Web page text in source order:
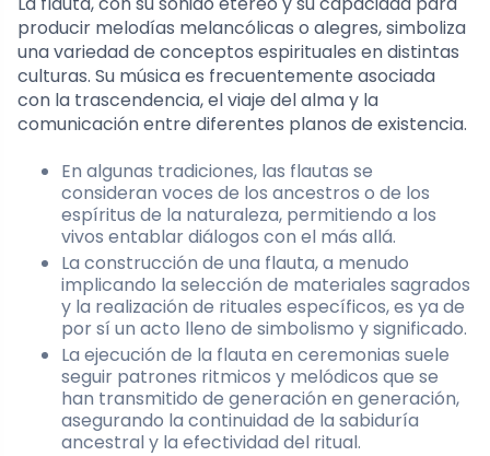
producir melodías melancólicas o alegres, simboliza
una variedad de conceptos espirituales en distintas
culturas. Su música es frecuentemente asociada
con la trascendencia, el viaje del alma y la
comunicación entre diferentes planos de existencia.
En algunas tradiciones, las flautas se
consideran voces de los ancestros o de los
espíritus de la naturaleza, permitiendo a los
vivos entablar diálogos con el más allá.
La construcción de una flauta, a menudo
implicando la selección de materiales sagrados
y la realización de rituales específicos, es ya de
por sí un acto lleno de simbolismo y significado.
La ejecución de la flauta en ceremonias suele
seguir patrones ritmicos y melódicos que se
han transmitido de generación en generación,
asegurando la continuidad de la sabiduría
ancestral y la efectividad del ritual.